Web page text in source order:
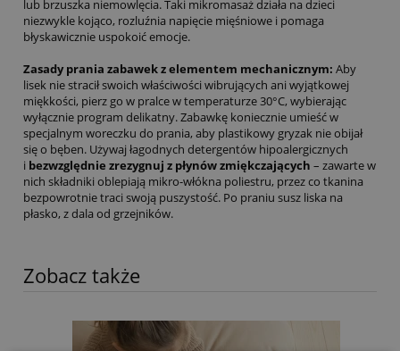
lub brzuszka niemowlęcia. Taki mikromasaż działa na dzieci
niezwykle kojąco, rozluźnia napięcie mięśniowe i pomaga
błyskawicznie uspokoić emocje.
Zasady prania zabawek z elementem mechanicznym: Aby
lisek nie stracił swoich właściwości wibrujących ani wyjątkowej
miękkości, pierz go w pralce w temperaturze 30°C, wybierając
wyłącznie program delikatny. Zabawkę koniecznie umieść w
specjalnym woreczku do prania, aby plastikowy gryzak nie obijał
się o bęben. Używaj łagodnych detergentów hipoalergicznych
i bezwzględnie zrezygnuj z płynów zmiękczających – zawarte w
nich składniki oblepiają mikro-włókna poliestru, przez co tkanina
bezpowrotnie traci swoją puszystość. Po praniu susz liska na
płasko, z dala od grzejników.
Zobacz także